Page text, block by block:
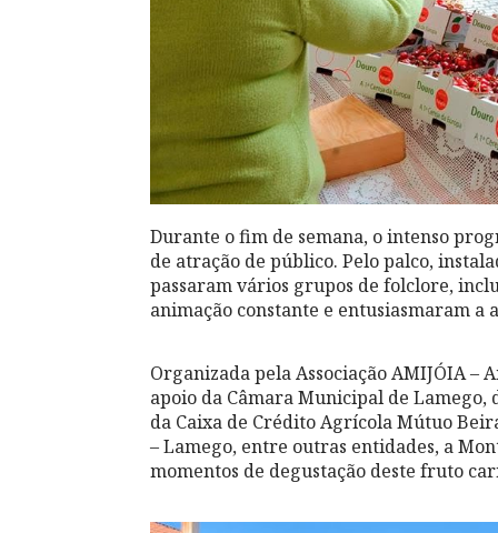
Durante o fim de semana, o intenso
de atração de público. Pelo palco,
passaram vários grupos de folclore,
animação constante e entusiasmaram a
Organizada pela Associação AMIJÓIA –
apoio da Câmara Municipal de
da Caixa de Crédito Agrícola Mútuo
– Lamego, entre outras entidades, a
momentos de degustação deste fruto